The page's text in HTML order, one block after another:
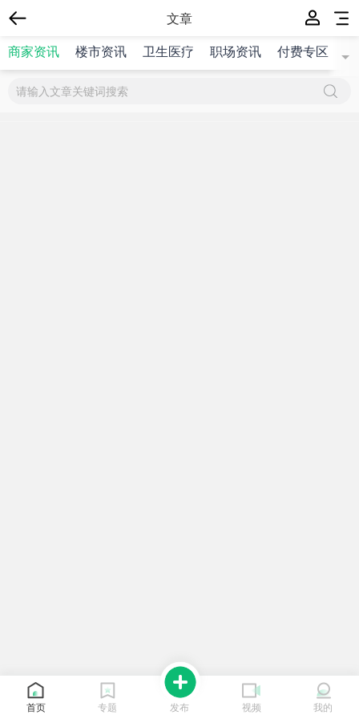
文章
商家资讯
楼市资讯 卫生医疗 职场资讯 付费专区
{$title}
首页 专题 发布 视频 我的